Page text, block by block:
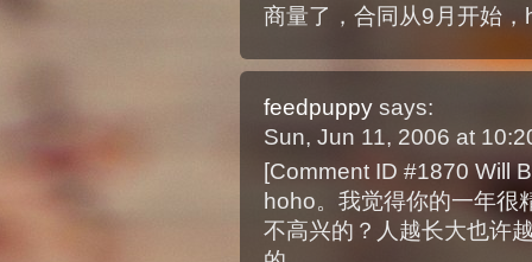
商量了，合同从9月开始
feedpuppy says:
Sun, Jun 11, 2006 at
[Comment ID #1870 Will
hoho。我觉得你的一年很
不高兴的？人越长大也许